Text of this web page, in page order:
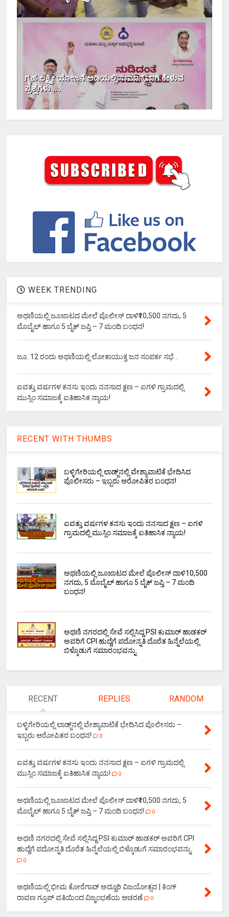
ಗೃಹ ಲಕ್ಷ್ಮೀ ಯೋಜನೆ ಅಡಿಯಲ್ಲಿ ಸಾಮಾನ್ಯವಾಗಿ ಕೇಳುವ
ಪ್ರಶ್ನೆಗಳು.....
WEEK TRENDING
ಅಥಣಿಯಲ್ಲಿ ಜೂಜಾಟದ ಮೇಲೆ ಪೊಲೀಸ್ ದಾಳಿ₹10,500 ನಗದು, 5
ಮೊಬೈಲ್ ಹಾಗೂ 5 ಬೈಕ್ ಜಪ್ತಿ – 7 ಮಂದಿ ಬಂಧನ!
ಜೂ. 12 ರಂದು ಅಥಣಿಯಲ್ಲಿ ಲೋಕಾಯುಕ್ತ ಜನ ಸಂಪರ್ಕ ಸಭೆ ..
ಐವತ್ತು ವರ್ಷಗಳ ಕನಸು ಇಂದು ನನಸಾದ ಕ್ಷಣ – ಐಗಳಿ ಗ್ರಾಮದಲ್ಲಿ
ಮುಸ್ಲಿಂ ಸಮಾಜಕ್ಕೆ ಐತಿಹಾಸಿಕ ನ್ಯಾಯ!
RECENT WITH THUMBS
ಬಳ್ಳಿಗೇರಿಯಲ್ಲಿ ಲಾಡ್ಜ್‌ನಲ್ಲಿ ವೇಶ್ಯಾವಾಟಿಕೆ ಭೇದಿಸಿದ
ಪೊಲೀಸರು – ಇಬ್ಬರು ಆರೋಪಿತರ ಬಂಧನ!
ಐವತ್ತು ವರ್ಷಗಳ ಕನಸು ಇಂದು ನನಸಾದ ಕ್ಷಣ – ಐಗಳಿ
ಗ್ರಾಮದಲ್ಲಿ ಮುಸ್ಲಿಂ ಸಮಾಜಕ್ಕೆ ಐತಿಹಾಸಿಕ ನ್ಯಾಯ!
ಅಥಣಿಯಲ್ಲಿ ಜೂಜಾಟದ ಮೇಲೆ ಪೊಲೀಸ್ ದಾಳಿ₹10,500
ನಗದು, 5 ಮೊಬೈಲ್ ಹಾಗೂ 5 ಬೈಕ್ ಜಪ್ತಿ – 7 ಮಂದಿ
ಬಂಧನ!
ಅಥಣಿ ನಗರದಲ್ಲಿ ಸೇವೆ ಸಲ್ಲಿಸಿದ್ದ PSI ಕುಮಾರ್ ಹಾಡಕರ್
ಅವರಿಗೆ CPI ಹುದ್ದೆಗೆ ಪದೋನ್ನತಿ ದೊರೆತ ಹಿನ್ನೆಲೆಯಲ್ಲಿ
ಬಿಳ್ಕೊಡುಗೆ ಸಮಾರಂಭವನ್ನು.
RECENT REPLIES RANDOM
ಬಳ್ಳಿಗೇರಿಯಲ್ಲಿ ಲಾಡ್ಜ್‌ನಲ್ಲಿ ವೇಶ್ಯಾವಾಟಿಕೆ ಭೇದಿಸಿದ ಪೊಲೀಸರು –
ಇಬ್ಬರು ಆರೋಪಿತರ ಬಂಧನ!
0
ಐವತ್ತು ವರ್ಷಗಳ ಕನಸು ಇಂದು ನನಸಾದ ಕ್ಷಣ – ಐಗಳಿ ಗ್ರಾಮದಲ್ಲಿ
ಮುಸ್ಲಿಂ ಸಮಾಜಕ್ಕೆ ಐತಿಹಾಸಿಕ ನ್ಯಾಯ!
0
ಅಥಣಿಯಲ್ಲಿ ಜೂಜಾಟದ ಮೇಲೆ ಪೊಲೀಸ್ ದಾಳಿ₹10,500 ನಗದು, 5
ಮೊಬೈಲ್ ಹಾಗೂ 5 ಬೈಕ್ ಜಪ್ತಿ – 7 ಮಂದಿ ಬಂಧನ!
0
ಅಥಣಿ ನಗರದಲ್ಲಿ ಸೇವೆ ಸಲ್ಲಿಸಿದ್ದ PSI ಕುಮಾರ್ ಹಾಡಕರ್ ಅವರಿಗೆ CPI
ಹುದ್ದೆಗೆ ಪದೋನ್ನತಿ ದೊರೆತ ಹಿನ್ನೆಲೆಯಲ್ಲಿ ಬಿಳ್ಕೊಡುಗೆ ಸಮಾರಂಭವನ್ನು.
0
ಅಥಣಿಯಲ್ಲಿ ಭೀಮ ಕೋರೆಗಾವ್ ಅದ್ದೂರಿ ವಿಜಯೋತ್ಸವ | ಕಿಂಗ್
ರಾವಣ ಗ್ರೂಪ್ ವತಿಯಿಂದ ವಿಜೃಂಭಣೆಯ ಆಚರಣೆ
0